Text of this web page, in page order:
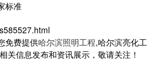
标准
免费提供哈尔滨照明工程,哈尔滨亮化工
关信息发布和资讯展示，敬请关注！